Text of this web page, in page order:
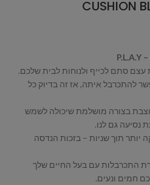
CUSHION
P.L.A.Y
עצם סתם לכייף ולנוחות לבית שלכם.
להתכרבל איתה, אז זה בדיוק כל
בצורה מושלמת שיכולה לשמש
נסיעה גם לנו.
יותר תוך שניות – בזכות הנדסה
התכרבלות עם בעל החיים שלך
חמים ונעים.